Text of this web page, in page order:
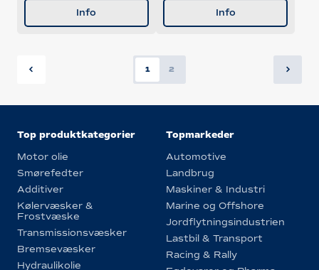
Info Info
1 2
Top produktkategorier
Motor olie
Smørefedter
Additiver
Kølervæsker &
Frostvæske
Transmissionsvæsker
Bremsevæsker
Hydraulikolie
Topmarkeder
Automotive
Landbrug
Maskiner & Industri
Marine og Offshore
Jordflytningsindustrien
Lastbil & Transport
Racing & Rally